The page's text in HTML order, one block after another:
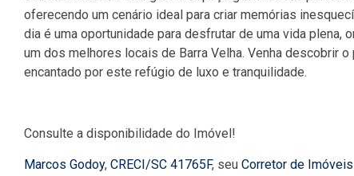
oferecendo um cenário ideal para criar memórias
dia é uma oportunidade para desfrutar de uma vida plena,
um dos melhores locais de Barra Velha. Venha descobrir
encantado por este refúgio de luxo e tranquilidade.
Consulte a disponibilidade do Imóvel!
Marcos Godoy, CRECI/SC 41765F, seu Corretor de